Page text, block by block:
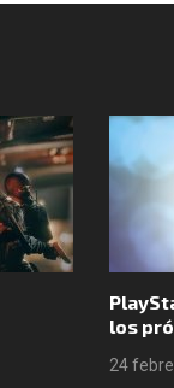
los
24